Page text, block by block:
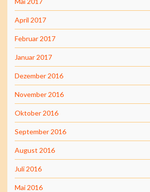
April 2017
Februar 2017
Januar 2017
Dezember 2016
November 2016
Oktober 2016
September 2016
August 2016
Juli 2016
Mai 2016